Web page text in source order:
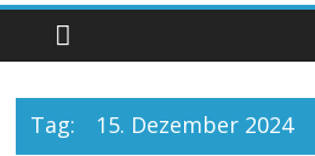
Tag: 15. Dezember 2024